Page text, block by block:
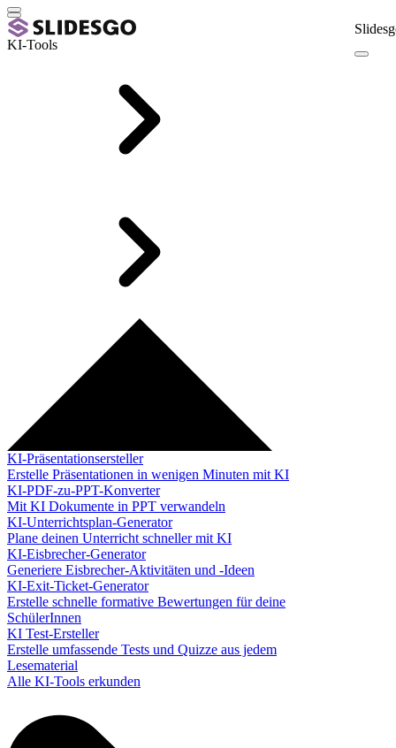
KI-Tools
KI-Präsentationsersteller
Erstelle Präsentationen in wenigen Minuten mit KI
KI-PDF-zu-PPT-Konverter
Mit KI Dokumente in PPT verwandeln
KI-Unterrichtsplan-Generator
Plane deinen Unterricht schneller mit KI
KI-Eisbrecher-Generator
Generiere Eisbrecher-Aktivitäten und -Ideen
KI-Exit-Ticket-Generator
Erstelle schnelle formative Bewertungen für deine
SchülerInnen
KI Test-Ersteller
Erstelle umfassende Tests und Quizze aus jedem
Lesematerial
Alle KI-Tools erkunden